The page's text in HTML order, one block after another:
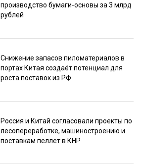
производство бумаги-основы за 3 млрд
рублей
Снижение запасов пиломатериалов в
портах Китая создаёт потенциал для
роста поставок из РФ
Россия и Китай согласовали проекты по
лесопереработке, машиностроению и
поставкам пеллет в КНР